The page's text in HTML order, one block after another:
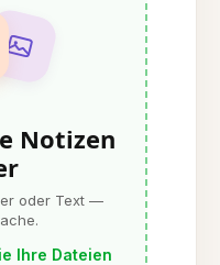
Notizen
oder Text —
Ihre Dateien